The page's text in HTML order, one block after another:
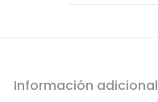
Información adicional